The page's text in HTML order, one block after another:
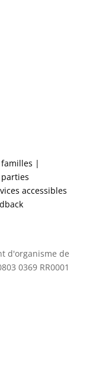
|
accessibles
d'organisme de
0369 RR0001